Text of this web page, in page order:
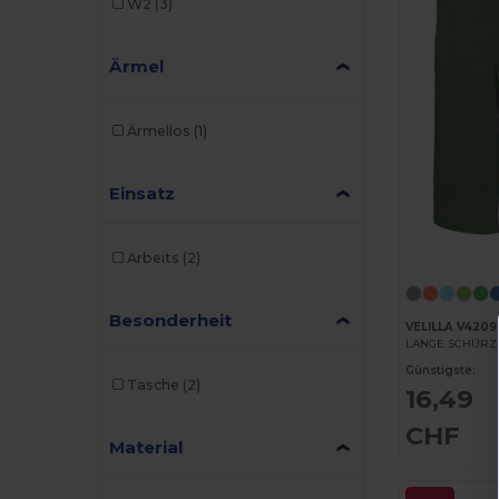
W2 (3)
Ärmel
Ärmellos (1)
Einsatz
Arbeits (2)
Besonderheit
Tasche (2)
Material
VELILLA V4209
Günstigste:
16,49
CHF